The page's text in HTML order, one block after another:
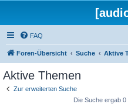
FAQ
Foren-Übersicht Suche Aktive
Aktive Themen
Zur erweiterten Suche
Die Suche ergab 0